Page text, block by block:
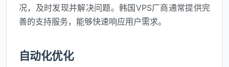
况，及时发现并解决问题。韩国VPS厂商通常提供完
善的支持服务，能够快速响应用户需求。
自动化优化